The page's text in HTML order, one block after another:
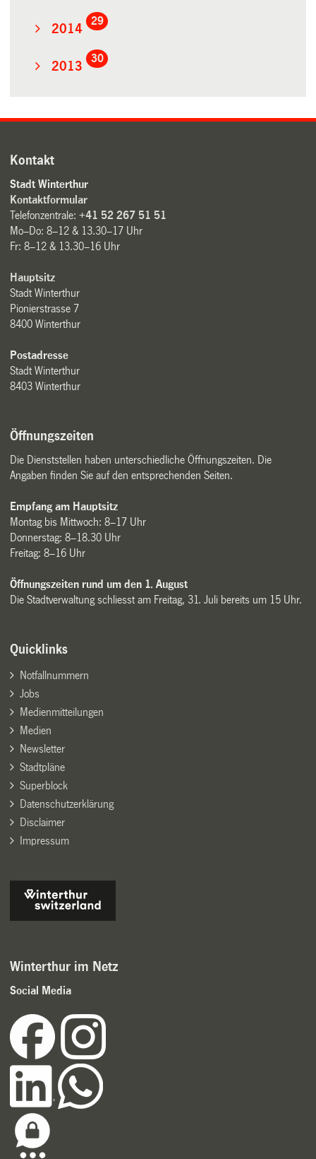
2014
29
2013
30
Kontakt
Stadt Winterthur
Kontaktformular
Telefonzentrale:+41 52 267 51 51
Mo–Do: 8–12 & 13.30–17 Uhr
Fr: 8–12 & 13.30–16 Uhr
Hauptsitz
Stadt Winterthur
Pionierstrasse 7
8400 Winterthur
Postadresse
Stadt Winterthur
8403 Winterthur
Öffnungszeiten
Die Dienststellen haben unterschiedliche Öffnungszeiten. Die
Angaben finden Sie auf den entsprechenden Seiten.
Empfang am Hauptsitz
Montag bis Mittwoch: 8–17 Uhr
Donnerstag: 8–18.30 Uhr
Freitag: 8–16 Uhr
Öffnungszeiten rund um den 1. August
Die Stadtverwaltung schliesst am Freitag, 31. Juli bereits um 15 Uhr.
Quicklinks
Notfallnummern
Jobs
Medienmitteilungen
Medien
Newsletter
Stadtpläne
Superblock
Datenschutzerklärung
Disclaimer
Impressum
Winterthur im Netz
Social Media